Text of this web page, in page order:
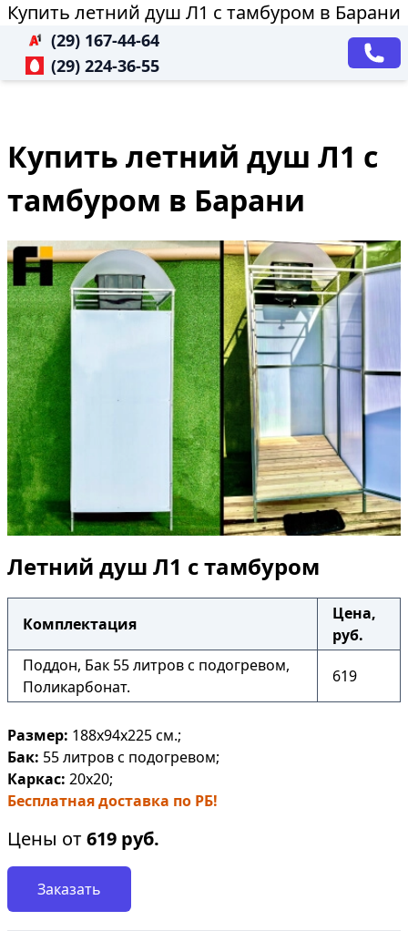
Купить летний душ Л1 с тамбуром в Барани
(29) 167-44-64
(29) 224-36-55
Купить летний душ Л1 с
тамбуром в Барани
Летний душ Л1 с тамбуром
Комплектация
Цена,
руб.
Поддон, Бак 55 литров с подогревом,
Поликарбонат.
619
Размер: 188х94х225см.;
Бак: 55 литровс подогревом;
Каркас: 20х20;
Бесплатная доставка по РБ!
Цены от619 руб.
Заказать